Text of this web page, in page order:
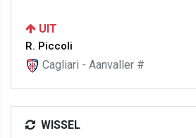
UIT
R. Piccoli
Cagliari - Aanvaller #
WISSEL